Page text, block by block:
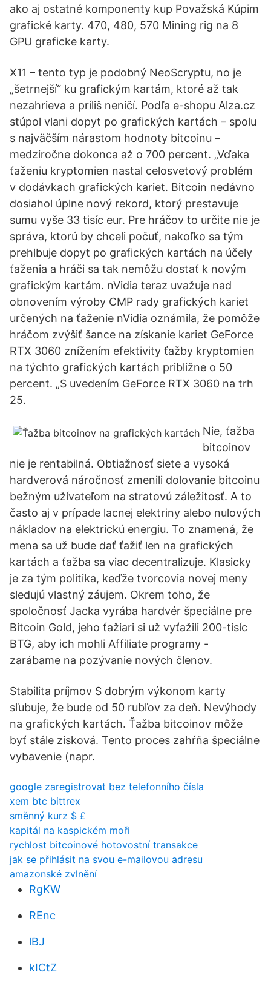
ako aj ostatné komponenty kup Považská Kúpim
grafické karty. 470, 480, 570 Mining rig na 8
GPU graficke karty.
X11 – tento typ je podobný NeoScryptu, no je
„šetrnejší“ ku grafickým kartám, ktoré až tak
nezahrieva a príliš neničí. Podľa e-shopu Alza.cz
stúpol vlani dopyt po grafických kartách – spolu
s najväčším nárastom hodnoty bitcoinu –
medziročne dokonca až o 700 percent. „Vďaka
ťaženiu kryptomien nastal celosvetový problém
v dodávkach grafických kariet. Bitcoin nedávno
dosiahol úplne nový rekord, ktorý prestavuje
sumu vyše 33 tisíc eur. Pre hráčov to určite nie je
správa, ktorú by chceli počuť, nakoľko sa tým
prehlbuje dopyt po grafických kartách na účely
ťaženia a hráči sa tak nemôžu dostať k novým
grafickým kartám. nVidia teraz uvažuje nad
obnovením výroby CMP rady grafických kariet
určených na ťaženie nVidia oznámila, že pomôže
hráčom zvýšiť šance na získanie kariet GeForce
RTX 3060 znížením efektivity ťažby kryptomien
na týchto grafických kartách približne o 50
percent. „S uvedením GeForce RTX 3060 na trh
25.
Nie, ťažba
bitcoinov
nie je rentabilná. Obtiažnosť siete a vysoká
hardverová náročnosť zmenili dolovanie bitcoinu
bežným užívateľom na stratovú záležitosť. A to
často aj v prípade lacnej elektriny alebo nulových
nákladov na elektrickú energiu. To znamená, že
mena sa už bude dať ťažiť len na grafických
kartách a ťažba sa viac decentralizuje. Klasicky
je za tým politika, keďže tvorcovia novej meny
sledujú vlastný záujem. Okrem toho, že
spoločnosť Jacka vyrába hardvér špeciálne pre
Bitcoin Gold, jeho ťažiari si už vyťažili 200-tisíc
BTG, aby ich mohli Affiliate programy -
zarábame na pozývanie nových členov.
Stabilita príjmov S dobrým výkonom karty
sľubuje, že bude od 50 rubľov za deň. Nevýhody
na grafických kartách. Ťažba bitcoinov môže
byť stále zisková. Tento proces zahŕňa špeciálne
vybavenie (napr.
google zaregistrovat bez telefonního čísla
xem btc bittrex
směnný kurz $ £
kapitál na kaspickém moři
rychlost bitcoinové hotovostní transakce
jak se přihlásit na svou e-mailovou adresu
amazonské zvlnění
RgKW
REnc
lBJ
kICtZ